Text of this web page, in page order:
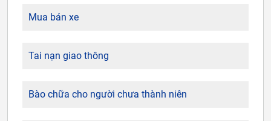
Mua bán xe
Tai nạn giao thông
Bào chữa cho người chưa thành niên